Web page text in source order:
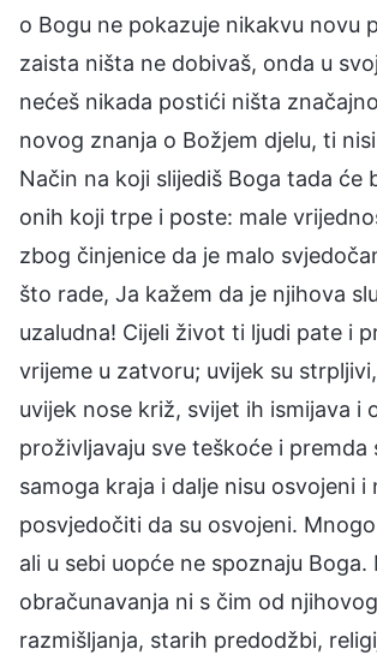
o Bogu ne pokazuje nikakvu novu
zaista ništa ne dobivaš, onda u
nećeš nikada postići ništa
novog znanja o Božjem djelu, ti
Način na koji slijediš Boga tada će
onih koji trpe i poste: male
zbog činjenice da je malo
što rade, Ja kažem da je njihova
uzaludna! Cijeli život ti ljudi pate i
vrijeme u zatvoru; uvijek su
uvijek nose križ, svijet ih ismijava i
proživljavaju sve teškoće i premda
samoga kraja i dalje nisu osvojeni i
posvjedočiti da su osvojeni.
ali u sebi uopće ne spoznaju Boga.
obračunavanja ni s čim od
razmišljanja, starih predodžbi,